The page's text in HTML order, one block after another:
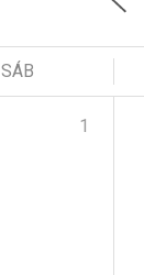
SÁB
1